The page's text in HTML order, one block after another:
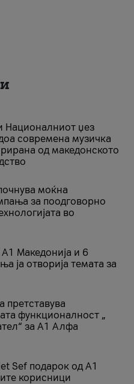
Националниот џез
современа музичка
од македонското
моќна
за поодговорно
во
A1 Македонија и 6
ја отворија темата за
претставува
функционалност „
за А1 Алфа
Sеf подарок од А1
корисници